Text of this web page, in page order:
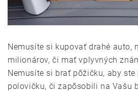
Nemusíte si kupovať drahé auto,
milionárov, či mať vplyvných
Nemusíte si brať pôžičku, aby
polovičku, či zapôsobili na Vašu